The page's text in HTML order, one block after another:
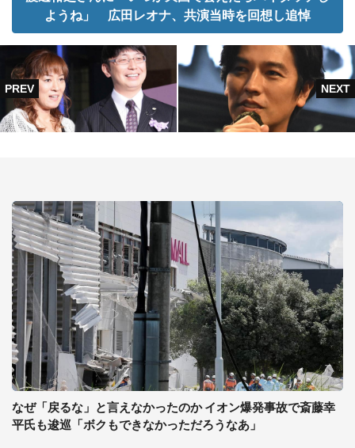
ようね」 広田レオナ、共演当時を回想し追悼
なぜ「戻るな」と言えなかったのか イオン爆発事故で斎藤幸
平氏も逡巡「ボクもできなかっただろうなあ」